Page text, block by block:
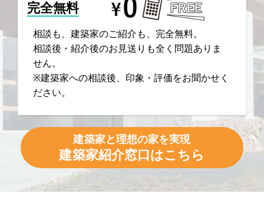
完全無料
相談も、建築家のご紹介も、完全無料。
相談後・紹介後のお見送りも全く問題ありま
せん。
※建築家への相談後、印象・評価をお聞かせく
ださい。
建築家と理想の家を実現
建築家紹介窓口はこちら